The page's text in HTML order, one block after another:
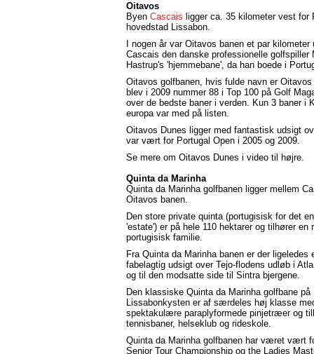
Oitavos
Byen Cascais ligger ca. 35 kilometer vest for
hovedstad Lissabon.
I nogen år var Oitavos banen et par kilometer
Cascais den danske professionelle golfspiller
Hastrup's 'hjemmebane', da han boede i
Oitavos golfbanen, hvis fulde navn er Oitavos
blev i 2009 nummer 88 i Top 100 på Golf
over de bedste baner i verden. Kun 3 baner i
europa var med på listen.
Oitavos Dunes ligger med fantastisk udsigt
var vært for Portugal Open i 2005 og 2009.
Se mere om Oitavos Dunes i video til højre.
Quinta da Marinha
Quinta da Marinha golfbanen ligger mellem
Oitavos banen.
Den store private quinta (portugisisk for det
'estate') er på hele 110 hektarer og tilhører en
portugisisk familie.
Fra Quinta da Marinha banen er der ligeledes
fabelagtig udsigt over Tejo-flodens udløb i
og til den modsatte side til Sintra bjergene.
Den klassiske Quinta da Marinha golfbane på
Lissabonkysten er af særdeles høj klasse
spektakulære paraplyformede pinjetræer og
tennisbaner, helseklub og rideskole.
Quinta da Marinha golfbanen har været vært
Senior Tour Championship og the Ladies